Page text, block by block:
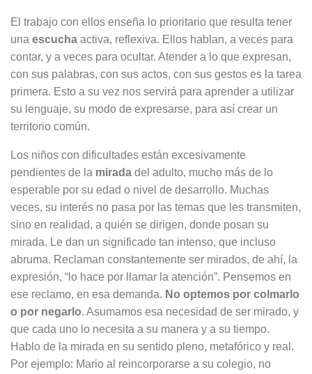
El trabajo con ellos enseña lo prioritario que resulta tener
una escucha activa, reflexiva. Ellos hablan, a veces para
contar, y a veces para ocultar. Atender a lo que expresan,
con sus palabras, con sus actos, con sus gestos es la tarea
primera. Esto a su vez nos servirá para aprender a utilizar
su lenguaje, su modo de expresarse, para así crear un
territorio común.
Los niños con dificultades están excesivamente
pendientes de la mirada del adulto, mucho más de lo
esperable por su edad o nivel de desarrollo. Muchas
veces, su interés no pasa por las temas que les transmiten,
sino en realidad, a quién se dirigen, donde posan su
mirada. Le dan un significado tan intenso, que incluso
abruma. Reclaman constantemente ser mirados, de ahí, la
expresión, “lo hace por llamar la atención”. Pensemos en
ese reclamo, en esa demanda. No optemos por colmarlo
o por negarlo. Asumamos esa necesidad de ser mirado, y
que cada uno lo necesita a su manera y a su tiempo.
Hablo de la mirada en su sentido pleno, metafórico y real.
Por ejemplo: Mario al reincorporarse a su colegio, no